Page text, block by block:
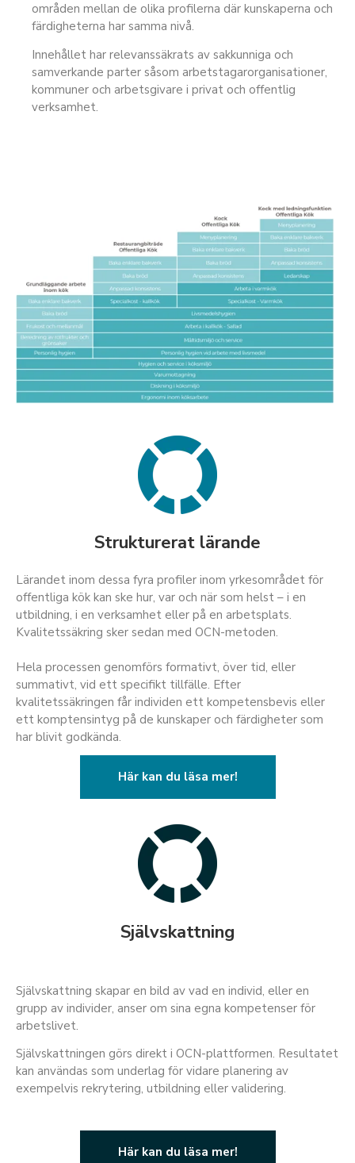
områden mellan de olika profilerna där kunskaperna och
färdigheterna har samma nivå.
Innehållet har relevanssäkrats av sakkunniga och
samverkande parter såsom arbetstagarorganisationer,
kommuner och arbetsgivare i privat och offentlig
verksamhet.
Strukturerat lärande
Lärandet inom dessa fyra profiler inom yrkesområdet för
offentliga kök kan ske hur, var och när som helst – i en
utbildning, i en verksamhet eller på en arbetsplats.
Kvalitetssäkring sker sedan med OCN-metoden.
Hela processen genomförs formativt, över tid, eller
summativt, vid ett specifikt tillfälle. Efter
kvalitetssäkringen får individen ett kompetensbevis eller
ett komptensintyg på de kunskaper och färdigheter som
har blivit godkända.
Här kan du läsa mer!
Självskattning
Självskattning skapar en bild av vad en individ, eller en
grupp av individer, anser om sina egna kompetenser för
arbetslivet.
Självskattningen görs direkt i OCN-plattformen. Resultatet
kan användas som underlag för vidare planering av
exempelvis rekrytering, utbildning eller validering.
Här kan du läsa mer!